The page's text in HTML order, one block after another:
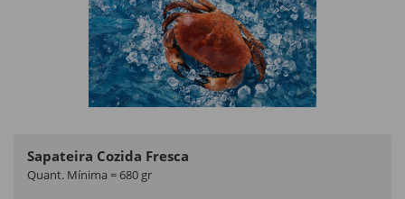
Sapateira Cozida Fresca
Quant. Mínima = 680 gr